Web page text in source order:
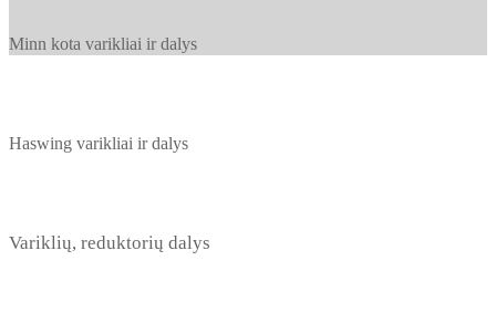
Minn kota varikliai ir dalys
Haswing varikliai ir dalys
Variklių, reduktorių dalys